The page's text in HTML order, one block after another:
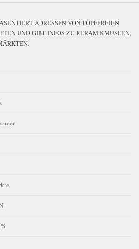
ADRESSEN VON TÖPFEREIEN
UND GIBT INFOS ZU KERAMIKMUSEEN,